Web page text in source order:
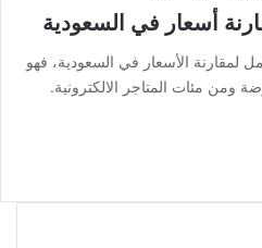
أسعار في السعودية
لمقارنة الأسعار في السعودية، فهو
ومن مئات المتاجر الالكترونية.